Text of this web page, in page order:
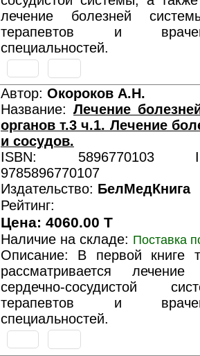
лечение болезней
терапевтов и
специальностей.
Автор: Окороков А.Н.
Название: Лечение
органов т.3 ч.1. Лечение
и сосудов.
ISBN: 5896770103
9785896770107
Издательство: БелМедКнига
Рейтинг:
Цена: 4060.00 T
Наличие на складе: Поставка
Описание: В первой книге
рассматривается лечение
сердечно-сосудистой
терапевтов и
специальностей.